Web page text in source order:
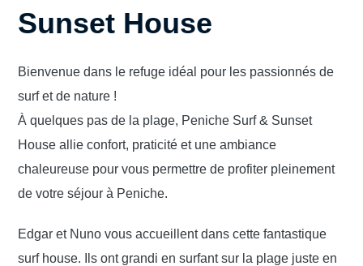
Sunset House
Bienvenue dans le refuge idéal pour les passionnés de
surf et de nature !
À quelques pas de la plage, Peniche Surf & Sunset
House allie confort, praticité et une ambiance
chaleureuse pour vous permettre de profiter pleinement
de votre séjour à Peniche.
Edgar et Nuno vous accueillent dans cette fantastique
surf house. Ils ont grandi en surfant sur la plage juste en